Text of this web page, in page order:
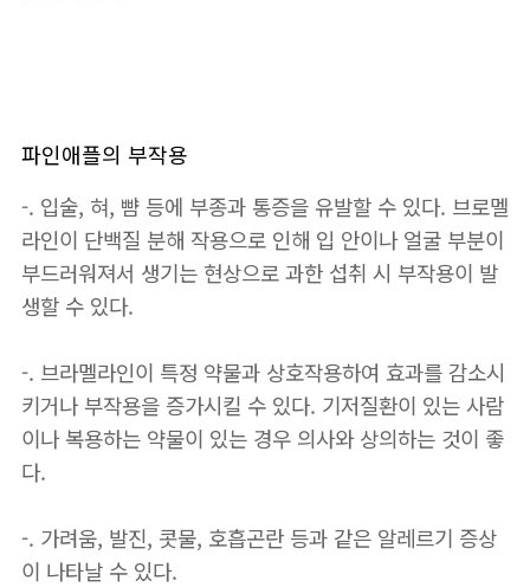
파인애플의 부작용
-. 입술, 혀, 뺨 등에 부종과 통증을 유발할 수 있다. 브로멜
라인이 단백질 분해 작용으로 인해 입 안이나 얼굴 부분이
부드러워져서 생기는 현상으로 과한 섭취 시 부작용이 발
생할 수 있다.
-. 브라멜라인이 특정 약물과 상호작용하여 효과를 감소시
키거나 부작용을 증가시킬 수 있다. 기저질환이 있는 사람
이나 복용하는 약물이 있는 경우 의사와 상의하는 것이 좋
다.
-. 가려움, 발진, 콧물, 호흡곤란 등과 같은 알레르기 증상
이 나타날 수 있다.